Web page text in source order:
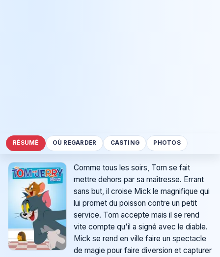
RÉSUMÉ OÙ REGARDER CASTING PHOTOS
Comme tous les soirs, Tom se fait
mettre dehors par sa maîtresse. Errant
sans but, il croise Mick le magnifique qui
lui promet du poisson contre un petit
service. Tom accepte mais il se rend
vite compte qu'il a signé avec le diable.
Mick se rend en ville faire un spectacle
de magie pour faire diversion et capturer